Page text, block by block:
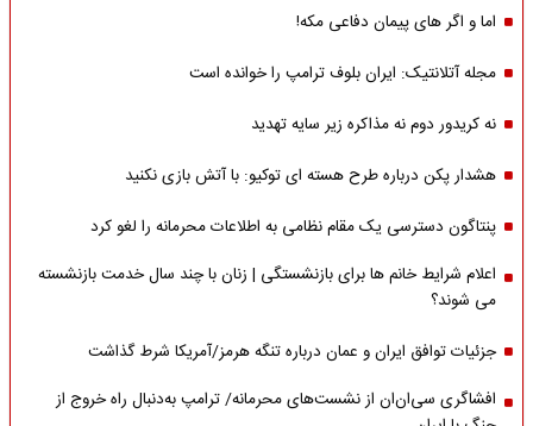
اما و اگر های پیمان دفاعی مکه!
مجله آتلانتیک: ایران بلوف ترامپ را خوانده است
نه کریدور دوم نه مذاکره زیر سایه تهدید
هشدار پکن درباره طرح هسته ای توکیو: با آتش بازی نکنید
پنتاگون دسترسی یک مقام نظامی به اطلاعات محرمانه را لغو کرد
اعلام شرایط خانم ها برای بازنشستگی | زنان با چند سال خدمت بازنشسته
می شوند؟
جزئیات توافق ایران و عمان درباره تنگه هرمز/آمریکا شرط گذاشت
افشاگری سی‌ان‌ان از نشست‌های محرمانه/ ترامپ به‌دنبال راه خروج از